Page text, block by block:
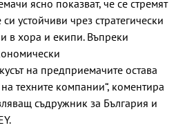
ясно показват, че се стремят
устойчиви чрез стратегически
в хора и екипи. Въпреки
на предприемачите остава
техните компании“, коментира
съдружник за България и